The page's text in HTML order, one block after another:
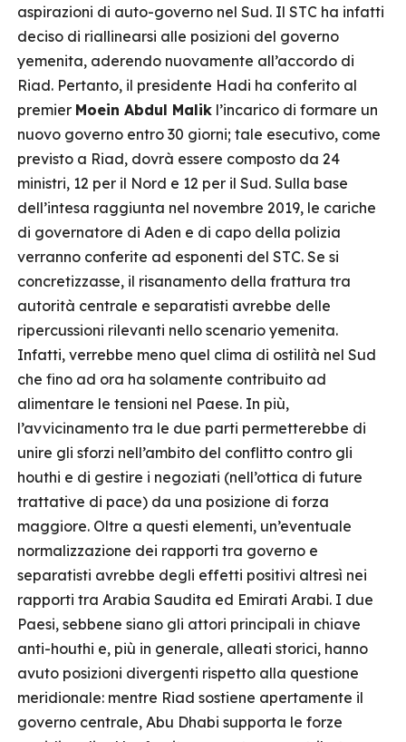
aspirazioni di auto-governo nel Sud. Il STC ha infatti
deciso di riallinearsi alle posizioni del governo
yemenita, aderendo nuovamente all’accordo di
Riad. Pertanto, il presidente Hadi ha conferito al
premier Moein Abdul Malik l’incarico di formare un
nuovo governo entro 30 giorni; tale esecutivo, come
previsto a Riad, dovrà essere composto da 24
ministri, 12 per il Nord e 12 per il Sud. Sulla base
dell’intesa raggiunta nel novembre 2019, le cariche
di governatore di Aden e di capo della polizia
verranno conferite ad esponenti del STC. Se si
concretizzasse, il risanamento della frattura tra
autorità centrale e separatisti avrebbe delle
ripercussioni rilevanti nello scenario yemenita.
Infatti, verrebbe meno quel clima di ostilità nel Sud
che fino ad ora ha solamente contribuito ad
alimentare le tensioni nel Paese. In più,
l’avvicinamento tra le due parti permetterebbe di
unire gli sforzi nell’ambito del conflitto contro gli
houthi e di gestire i negoziati (nell’ottica di future
trattative di pace) da una posizione di forza
maggiore. Oltre a questi elementi, un’eventuale
normalizzazione dei rapporti tra governo e
separatisti avrebbe degli effetti positivi altresì nei
rapporti tra Arabia Saudita ed Emirati Arabi. I due
Paesi, sebbene siano gli attori principali in chiave
anti-houthi e, più in generale, alleati storici, hanno
avuto posizioni divergenti rispetto alla questione
meridionale: mentre Riad sostiene apertamente il
governo centrale, Abu Dhabi supporta le forze